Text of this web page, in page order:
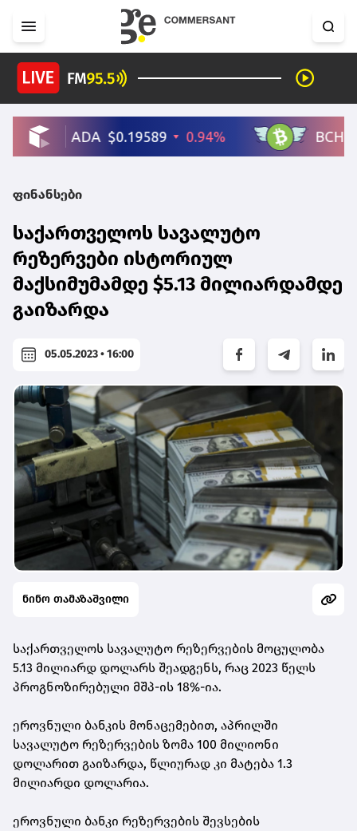
ფინანსები
საქართველოს სავალუტო
რეზერვები ისტორიულ
მაქსიმუმამდე $5.13 მილიარდამდე
გაიზარდა
05.05.2023 • 16:00
ნინო თამაზაშვილი
საქართველოს სავალუტო რეზერვების მოცულობა
5.13 მილიარდ დოლარს შეადგენს, რაც 2023 წელს
პროგნოზირებული მშპ-ის 18%-ია.
ეროვნული ბანკის მონაცემებით, აპრილში
სავალუტო რეზერვების ზომა 100 მილიონი
დოლარით გაიზარდა, წლიურად კი მატება 1.3
მილიარდი დოლარია.
ეროვნული ბანკი რეზერვების შევსების